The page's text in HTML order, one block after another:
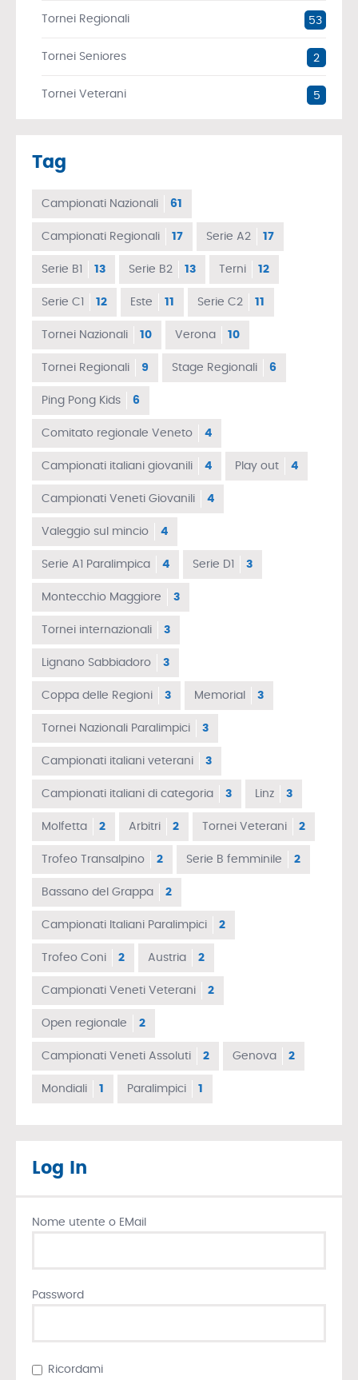
Tornei Regionali 53
Tornei Seniores 2
Tornei Veterani 5
Tag
Campionati Nazionali 61
Campionati Regionali 17 Serie A2 17
Serie B1 13 Serie B2 13 Terni 12
Serie C1 12 Este 11 Serie C2 11
Tornei Nazionali 10 Verona 10
Tornei Regionali 9 Stage Regionali 6
Ping Pong Kids 6
Comitato regionale Veneto 4
Campionati italiani giovanili 4 Play out 4
Campionati Veneti Giovanili 4
Valeggio sul mincio 4
Serie A1 Paralimpica 4 Serie D1 3
Montecchio Maggiore 3
Tornei internazionali 3
Lignano Sabbiadoro 3
Coppa delle Regioni 3 Memorial 3
Tornei Nazionali Paralimpici 3
Campionati italiani veterani 3
Campionati italiani di categoria 3 Linz 3
Molfetta 2 Arbitri 2 Tornei Veterani 2
Trofeo Transalpino 2 Serie B femminile 2
Bassano del Grappa 2
Campionati Italiani Paralimpici 2
Trofeo Coni 2 Austria 2
Campionati Veneti Veterani 2
Open regionale 2
Campionati Veneti Assoluti 2 Genova 2
Mondiali 1 Paralimpici 1
Log In
Nome utente o EMail
Password
Ricordami